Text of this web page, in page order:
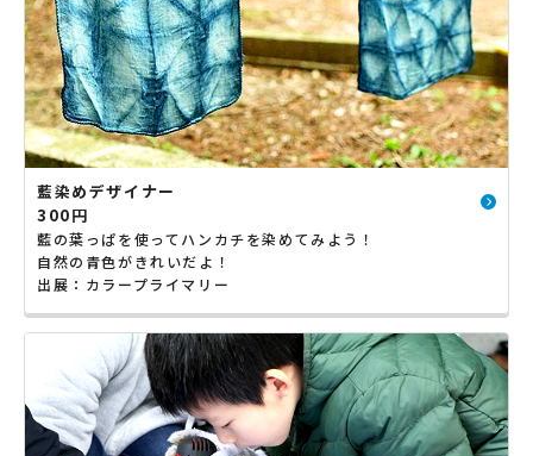
藍染めデザイナー
300円
藍の葉っぱを使ってハンカチを染めてみよう！
自然の青色がきれいだよ！
出展：カラープライマリー